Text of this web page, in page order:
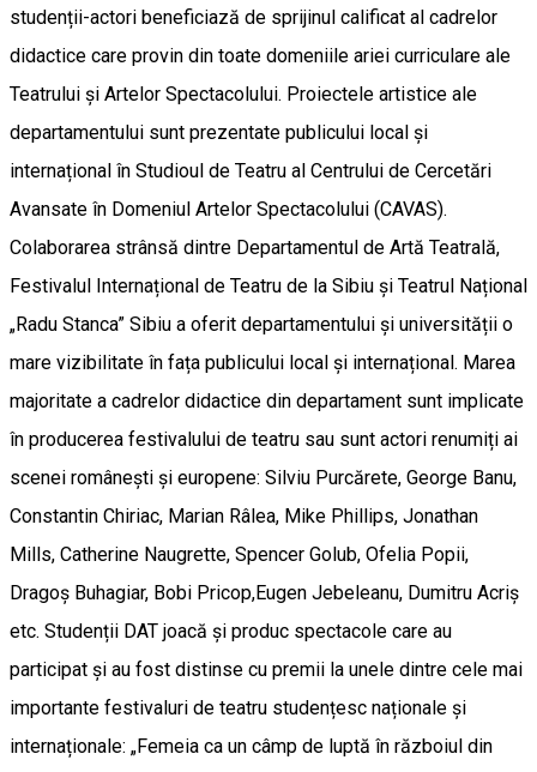
studenții-actori beneficiază de sprijinul calificat al cadrelor
didactice care provin din toate domeniile ariei curriculare ale
Teatrului și Artelor Spectacolului. Proiectele artistice ale
departamentului sunt prezentate publicului local și
internațional în Studioul de Teatru al Centrului de Cercetări
Avansate în Domeniul Artelor Spectacolului (CAVAS).
Colaborarea strânsă dintre Departamentul de Artă Teatrală,
Festivalul Internațional de Teatru de la Sibiu și Teatrul Național
„Radu Stanca” Sibiu a oferit departamentului și universității o
mare vizibilitate în fața publicului local și internațional. Marea
majoritate a cadrelor didactice din departament sunt implicate
în producerea festivalului de teatru sau sunt actori renumiți ai
scenei românești și europene: Silviu Purcărete, George Banu,
Constantin Chiriac, Marian Râlea, Mike Phillips, Jonathan
Mills, Catherine Naugrette, Spencer Golub, Ofelia Popii,
Dragoș Buhagiar, Bobi Pricop,Eugen Jebeleanu, Dumitru Acriș
etc. Studenții DAT joacă și produc spectacole care au
participat și au fost distinse cu premii la unele dintre cele mai
importante festivaluri de teatru studențesc naționale și
internaționale: „Femeia ca un câmp de luptă în războiul din